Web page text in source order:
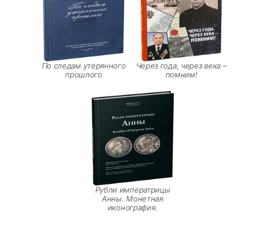
По следам утерянного
прошлого
Через года, через века –
помним!
Рубли императрицы
Анны. Монетная
иконография.